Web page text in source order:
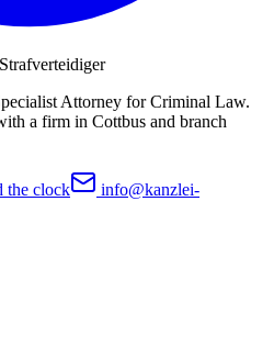
Attorney for Criminal Law.
a firm in Cottbus and branch
the clock
info@kanzlei-